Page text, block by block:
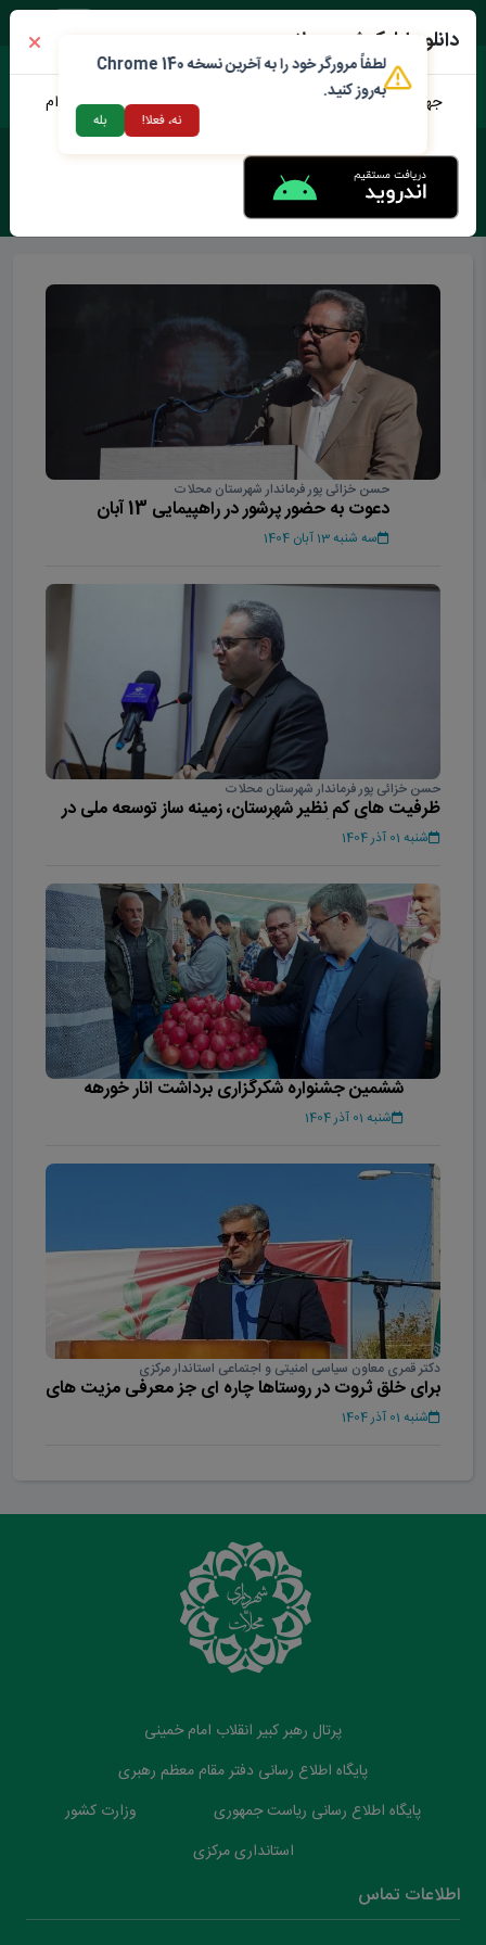
برچسب :
حسن خزائی پور فرماندار شهرستان محلات
دعوت به حضور پرشور در راهپیمایی 13 آبان
سه شنبه 13 آبان 1404
حسن خزائی پور فرماندار شهرستان محلات
ظرفیت های کم نظیر شهرستان، زمینه ساز توسعه ملی در
حوزه های گل و گیاه، سنگ و ...
شنبه 01 آذر 1404
ششمین جشنواره شکرگزاری برداشت انار خورهه
شنبه 01 آذر 1404
دکتر قمری معاون سیاسی امنیتی و اجتماعی استاندار مرکزی
برای خلق ثروت در روستاها چاره ای جز معرفی مزیت های
بومی نداریم
شنبه 01 آذر 1404
پرتال رهبر کبیر انقلاب امام خمینی
پایگاه اطلاع رسانی دفتر مقام معظم رهبری
پایگاه اطلاع رسانی ریاست جمهوری
وزارت کشور
استانداری مرکزی
اطلاعات تماس
دانلود اپلیکیشن محلات من
جهت دانلود نرم افزار محلات من می توانید از طریق لینک زیر اقدام
لطفاً مرورگر خود را به آخرین نسخه Chrome 140
به‌روز کنید.
نه، فعلا! بله